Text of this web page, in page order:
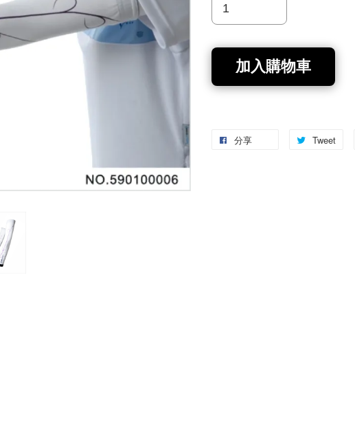
加入購物車
分享 Tweet